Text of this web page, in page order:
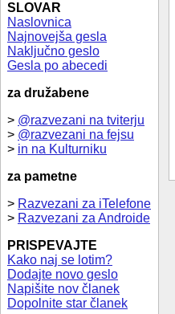
SLOVAR
Naslovnica
Najnovejša gesla
Naključno geslo
Gesla po abecedi
za družabene
> @razvezani na tviterju
> @razvezani na fejsu
> in na Kulturniku
za pametne
> Razvezani za iTelefone
> Razvezani za Androide
PRISPEVAJTE
Kako naj se lotim?
Dodajte novo geslo
Napišite nov članek
Dopolnite star članek